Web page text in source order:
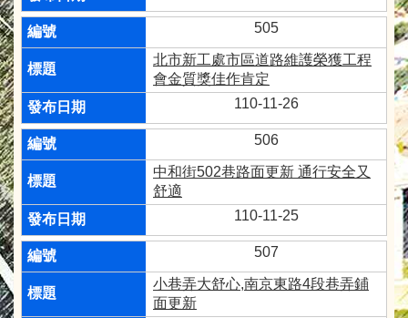
505
北市新工處市區道路維護榮獲工程
會金質獎佳作肯定
110-11-26
506
中和街502巷路面更新 通行安全又
舒適
110-11-25
507
小巷弄大舒心,南京東路4段巷弄鋪
面更新